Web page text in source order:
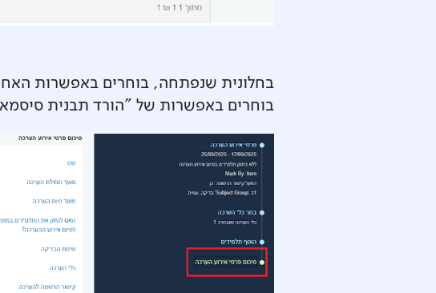
‍בחלונית שנפתחה, בוחרים באפשרות
בוחרים באפשרות של "הורד תבנית